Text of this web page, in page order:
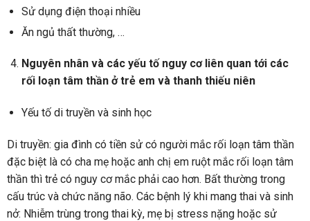
Sử dụng điện thoại nhiều
Ăn ngủ thất thường, …
Nguyên nhân và các yếu tố nguy cơ liên quan tới các
rối loạn tâm thần ở trẻ em và thanh thiếu niên
Yếu tố di truyền và sinh học
Di truyền: gia đình có tiền sử có người mắc rối loạn tâm thần
đặc biệt là có cha mẹ hoặc anh chị em ruột mắc rối loạn tâm
thần thì trẻ có nguy cơ mắc phải cao hơn. Bất thường trong
cấu trúc và chức năng não. Các bệnh lý khi mang thai và sinh
nở: Nhiễm trùng trong thai kỳ, mẹ bị stress nặng hoặc sử